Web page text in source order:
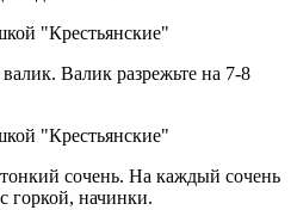
Валик разрежьте на 7-8
сочень. На каждый сочень
горкой, начинки.